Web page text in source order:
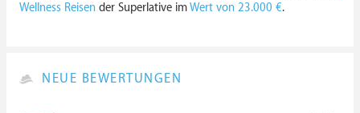
Wellness Reisen der Superlative imWert von 23.000 €.
NEUE BEWERTUNGEN